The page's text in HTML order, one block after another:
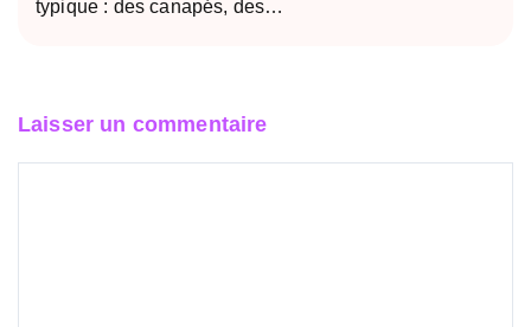
typique : des canapés, des…
Laisser un commentaire